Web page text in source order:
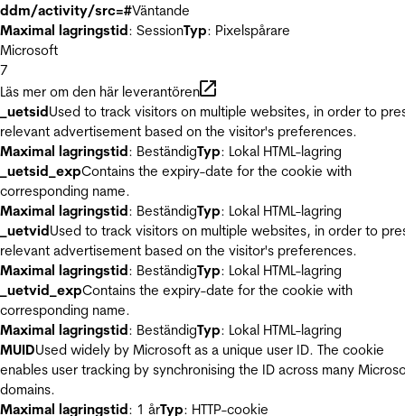
ddm/activity/src=#Väntande
Maximal lagringstid: SessionTyp: Pixelspårare
Microsoft
7
Läs mer om den här leverantören
_uetsidUsed to track visitors on multiple websites, in order to
relevant advertisement based on the visitor's preferences.
Maximal lagringstid: BeständigTyp: Lokal HTML-lagring
_uetsid_expContains the expiry-date for the cookie with
corresponding name.
Maximal lagringstid: BeständigTyp: Lokal HTML-lagring
_uetvidUsed to track visitors on multiple websites, in order to
relevant advertisement based on the visitor's preferences.
Maximal lagringstid: BeständigTyp: Lokal HTML-lagring
_uetvid_expContains the expiry-date for the cookie with
corresponding name.
Maximal lagringstid: BeständigTyp: Lokal HTML-lagring
MUIDUsed widely by Microsoft as a unique user ID. The cookie
enables user tracking by synchronising the ID across many
domains.
Maximal lagringstid: 1 årTyp: HTTP-cookie